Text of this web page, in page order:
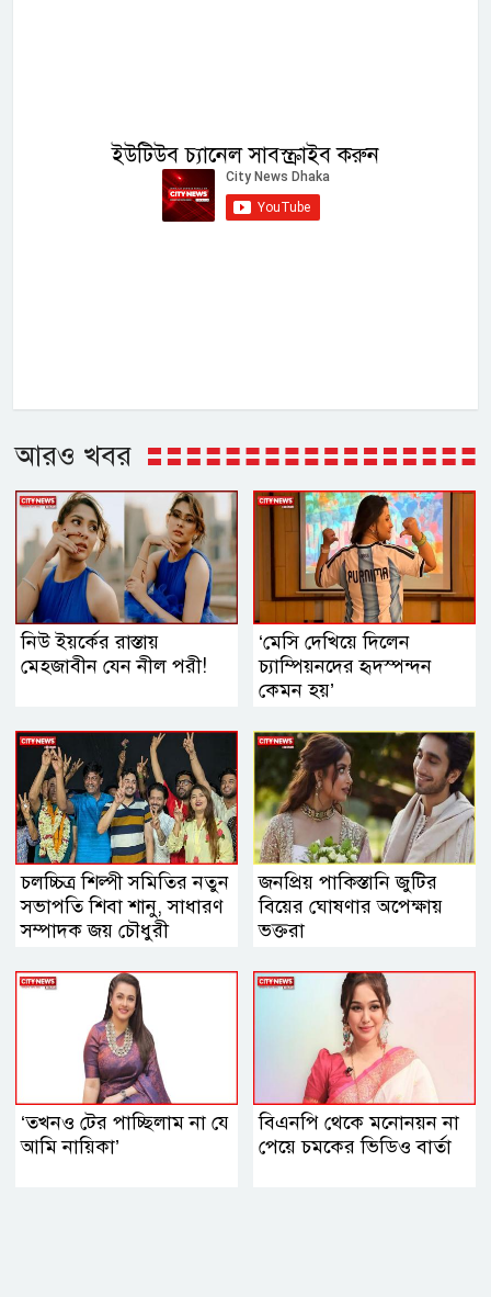
ইউটিউব চ্যানেল সাবস্ক্রাইব করুন
আরও খবর
নিউ ইয়র্কের রাস্তায়
মেহজাবীন যেন নীল পরী!
‘মেসি দেখিয়ে দিলেন
চ্যাম্পিয়নদের হৃদস্পন্দন
কেমন হয়’
চলচ্চিত্র শিল্পী সমিতির নতুন
সভাপতি শিবা শানু, সাধারণ
সম্পাদক জয় চৌধুরী
জনপ্রিয় পাকিস্তানি জুটির
বিয়ের ঘোষণার অপেক্ষায়
ভক্তরা
‘তখনও টের পাচ্ছিলাম না যে
আমি নায়িকা’
বিএনপি থেকে মনোনয়ন না
পেয়ে চমকের ভিডিও বার্তা